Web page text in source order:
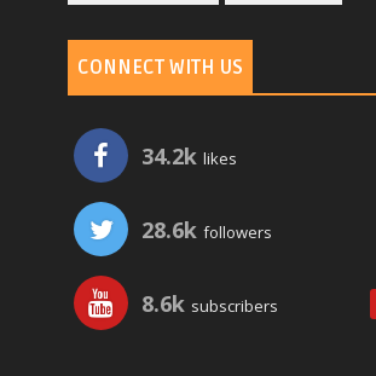
CONNECT WITH US
34.2k likes
28.6k followers
8.6k subscribers